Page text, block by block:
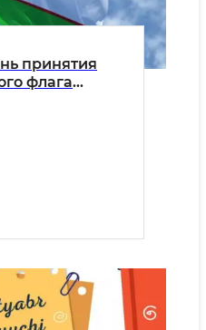
принятия
флага